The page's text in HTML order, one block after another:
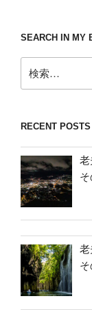
SEARCH IN MY
索:
RECENT POSTS
老
そ
老
そ